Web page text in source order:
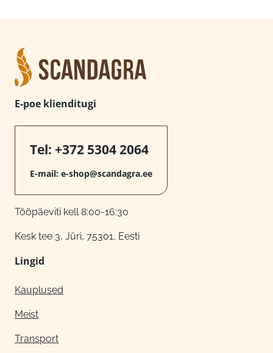
E-poe klienditugi
Tel: +372 5304 2064
E-mail: e-shop@scandagra.ee
Tööpäeviti kell 8:00-16:30
Kesk tee 3, Jüri, 75301, Eesti
Lingid
Kauplused
Meist
Transport